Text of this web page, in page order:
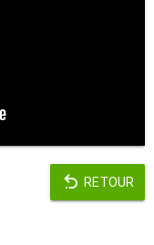
RETOUR